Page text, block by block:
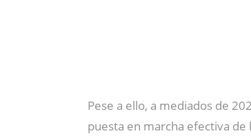
Pese a ello, a mediados de
puesta en marcha efectiva de